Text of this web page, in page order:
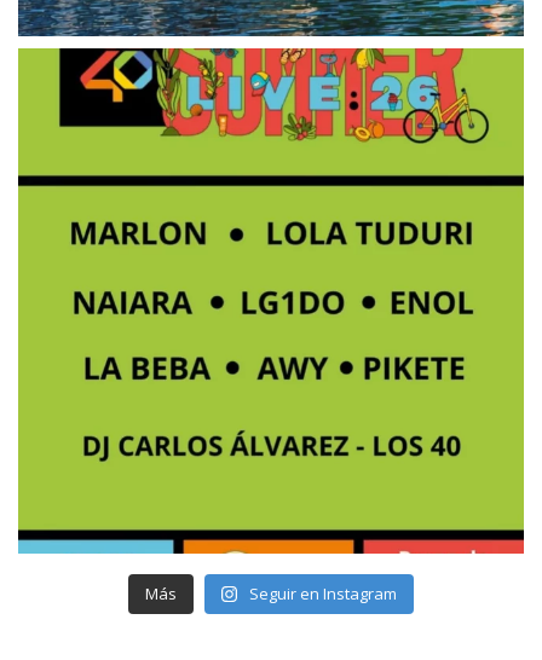
Más Seguir en Instagram